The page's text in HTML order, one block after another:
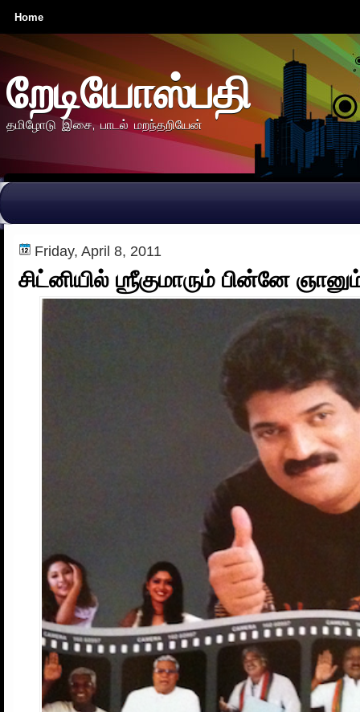
Home
றேடியோஸ்பதி
தமிழோடு இசை, பாடல் மறந்தறியேன்
Friday, April 8, 2011
சிட்னியில் ஶ்ரீகுமாரும் பின்னே